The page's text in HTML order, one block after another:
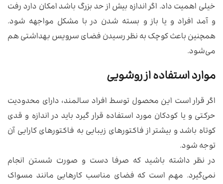
خیلی اهمیت داد. اگر اندازه بیش از حد بزرگ باشد امکان دارد رفت
و آمد افراد و یا باز و بسته شدن در با مشکل مواجهه شود.
همچنین باعث کوچک به نظر رسیدن فضای سرویس بهداشتی هم
می‌شود.
موارد استفاده از روشویی
اگر قرار است این محصول توسط افراد سالمند، دارای محدودیت
حرکتی و یا کودکان مورد استفاده قرار گیرد باید در اندازه و قدی
کوتاه باشد و بیشتر از فاکتورهای زیبایی به فاکتورهای کارایی آن
توجه شود.
در نظر داشته باشید که صرفا دست و صورت شستن انجام
نمی‌گیرد. مهم است که فضای مناسب کارهایی مانند مسواک